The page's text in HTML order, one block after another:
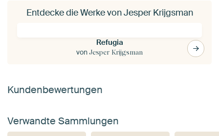
Entdecke die Werke von Jesper Krijgsman
Refugia
vonJesper Krijgsman
Kundenbewertungen
Verwandte Sammlungen